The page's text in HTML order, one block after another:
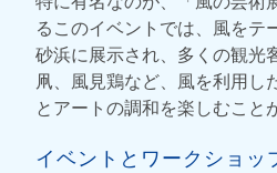
るこのイベントでは、風をテ
砂浜に展示され、多くの観光
凧、風見鶏など、風を利用し
とアートの調和を楽しむこと
イベントとワークショッ